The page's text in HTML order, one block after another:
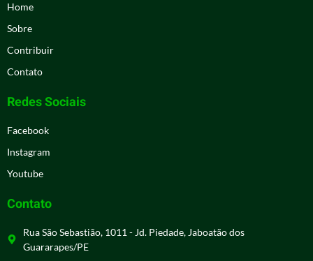
Home
Sobre
Contribuir
Contato
Redes Sociais
Facebook
Instagram
Youtube
Contato
Rua São Sebastião, 1011 - Jd. Piedade, Jaboatão dos
Guararapes/PE